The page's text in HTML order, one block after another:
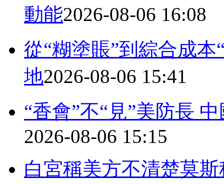
動能2026-08-06 16:08
從“糊塗賬”到綜合成
地2026-08-06 15:41
“香會”不“見”美防長
2026-08-06 15:15
白宮稱美方不清楚莫